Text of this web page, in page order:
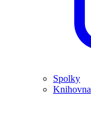
Spolky
Knihovna